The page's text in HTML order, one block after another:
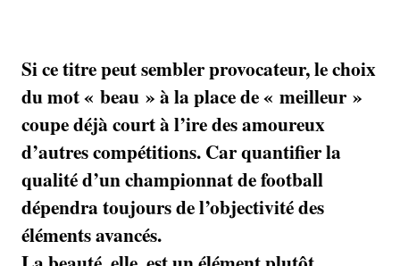
Si ce titre peut sembler provocateur, le choix
du mot « beau » à la place de « meilleur »
coupe déjà court à l’ire des amoureux
d’autres compétitions. Car quantifier la
qualité d’un championnat de football
dépendra toujours de l’objectivité des
éléments avancés.